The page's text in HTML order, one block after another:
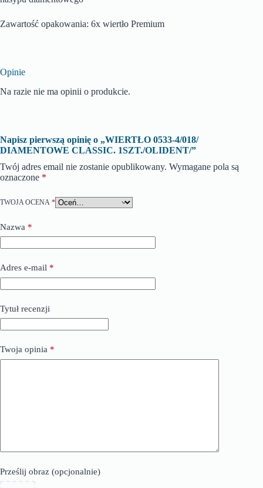
Zawartość opakowania: 6x wiertło Premium
Opinie
Na razie nie ma opinii o produkcie.
Napisz pierwszą opinię o „WIERTŁO 0533-4/018/
DIAMENTOWE CLASSIC. 1SZT./OLIDENT/”
Twój adres email nie zostanie opublikowany. Wymagane pola są
oznaczone *
TWOJA OCENA *
Nazwa *
Adres e-mail *
Tytuł recenzji
Twoja opinia *
Prześlij obraz (opcjonalnie)